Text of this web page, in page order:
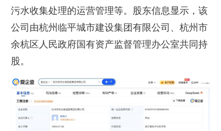
污水收集处理的运营管理等。股东信息显示，该
公司由杭州临平城市建设集团有限公司、杭州市
余杭区人民政府国有资产监督管理办公室共同持
股。